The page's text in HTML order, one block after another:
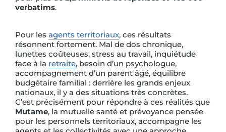
verbatims.
Pour les agents territoriaux, ces résultats
résonnent fortement. Mal de dos chronique,
lunettes coûteuses, stress au travail, inquiétude
face à la retraite, besoin d’un psychologue,
accompagnement d’un parent âgé, équilibre
budgétaire familial : derrière les grands enjeux
nationaux, il y a des situations très concrètes.
C’est précisément pour répondre à ces réalités que
Mutame, la mutuelle santé et prévoyance pensée
pour les personnels territoriaux, accompagne les